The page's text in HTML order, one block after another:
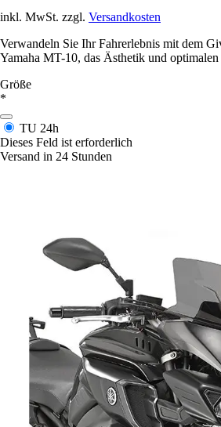
inkl. MwSt. zzgl. Versandkosten
Verwandeln Sie Ihr Fahrerlebnis mit dem
Yamaha MT-10, das Ästhetik und
Größe
*
TU 24h
Dieses Feld ist erforderlich
Versand in 24 Stunden